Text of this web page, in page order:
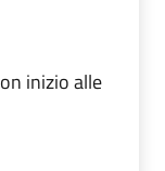
inizio alle